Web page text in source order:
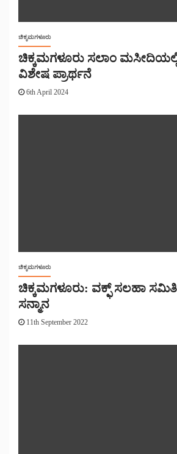
ಚಿಕ್ಕಮಗಳೂರು
ಚಿಕ್ಕಮಗಳೂರು ಸಲಾಂ
ವಿಶೇಷ ಪ್ರಾರ್ಥನೆ
6th April 2024
ಚಿಕ್ಕಮಗಳೂರು
ಚಿಕ್ಕಮಗಳೂರು: ವಕ್ಫ್ ಸಲಹಾ ಸಮಿತಿ
ಸನ್ಮಾನ
11th September 2022